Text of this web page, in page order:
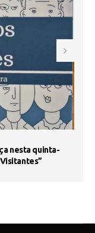
nesta quinta-